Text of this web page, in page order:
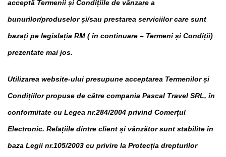
acceptă Termenii și Condițiile de vânzare a
bunurilor/produselor și/sau prestarea serviciilor care sunt
bazați pe legislația RM ( în continuare – Termeni și Condiții)
prezentate mai jos.
Utilizarea website-ului presupune acceptarea Termenilor și
Condițiilor propuse de către compania Pascal Travel SRL, în
conformitate cu Legea nr.284/2004 privind Comerțul
Electronic. Relațiile dintre client și vânzător sunt stabilite în
baza Legii nr.105/2003 cu privire la Protecția drepturilor